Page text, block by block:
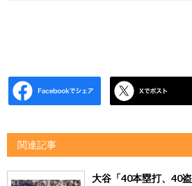
関連記事
大谷「40本塁打、40